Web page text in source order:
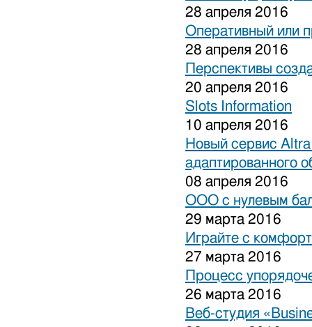
28 апреля 2016
Оперативный или
28 апреля 2016
Перспективы
20 апреля 2016
Slots Information
10 апреля 2016
Новый сервис Altra
адаптированного
08 апреля 2016
ООО с нулевым
29 марта 2016
Играйте с
27 марта 2016
Процесс
26 марта 2016
Веб-студия